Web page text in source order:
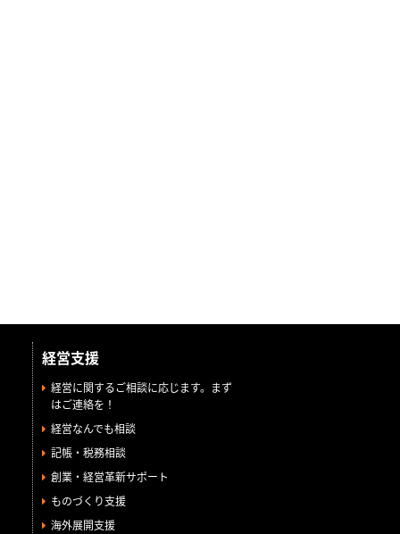
経営支援
経営に関するご相談に応じます。まず
はご連絡を！
経営なんでも相談
記帳・税務相談
創業・経営革新サポート
ものづくり支援
海外展開支援